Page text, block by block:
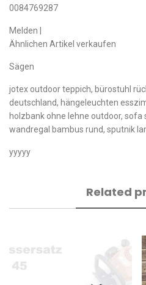
0084769287
Melden |
Ähnlichen Artikel verkaufen
Sägen
jotex outdoor teppich, bürostuhl
deutschland, hängeleuchten
holzbank ohne lehne outdoor,
wandregal bambus rund, sputnik
yyyyy
Related